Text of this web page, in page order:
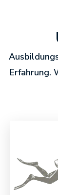
Erfahrung.